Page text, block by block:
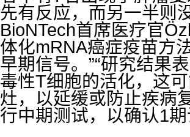
先有反应，而另一半则
BioNTech首席医疗官
体化mRNA癌症疫苗方
早期信号。”“研究结果
毒性T细胞的活化，这
灶，以延缓或防止疾病
行中期测试，以确认1期